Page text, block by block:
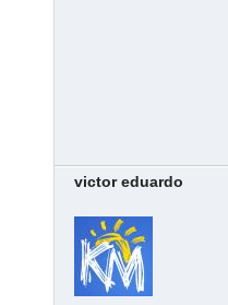
victor eduardo